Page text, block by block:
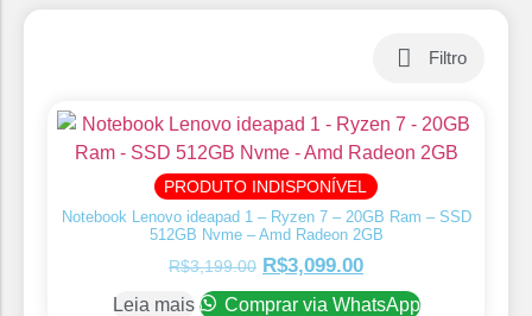
Filtro
PRODUTO INDISPONÍVEL
Notebook Lenovo ideapad 1 – Ryzen 7 – 20GB Ram – SSD
512GB Nvme – Amd Radeon 2GB
R$3,199.00 R$3,099.00
Leia mais Comprar via WhatsApp